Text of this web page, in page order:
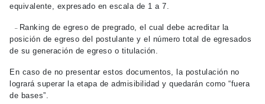
equivalente, expresado en escala de 1 a 7.
– Ranking de egreso de pregrado, el cual debe acreditar la
posición de egreso del postulante y el número total de egresados
de su generación de egreso o titulación.
En caso de no presentar estos documentos, la postulación no
logrará superar la etapa de admisibilidad y quedarán como “fuera
de bases”.